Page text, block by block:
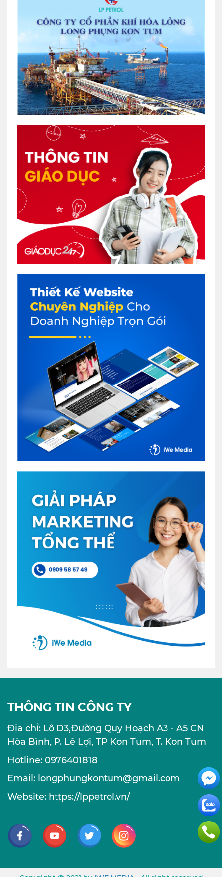
THÔNG TIN CÔNG TY
Địa chỉ: Lô D3,Đường Quy Hoạch A3 - A5 CN
Hòa Bình, P. Lê Lợi, TP Kon Tum, T. Kon Tum
Hotline: 0976401818
Email: longphungkontum@gmail.com
Website: https://lppetrol.vn/
FacebookYoutubeTwitter